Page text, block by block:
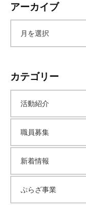
アーカイブ
カ
イ
ブ
カテゴリー
活動紹介
職員募集
新着情報
ぷらざ事業